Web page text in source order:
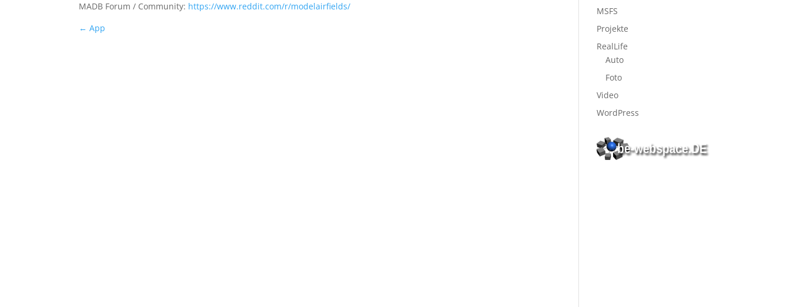
MADB Forum / Community: https://www.reddit.com/r/modelairfields/
← App
MSFS
Projekte
RealLife
Auto
Foto
Video
WordPress